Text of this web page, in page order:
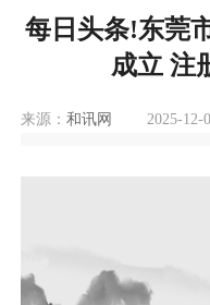
每日头条!东莞
成立 注
来源： 和讯网 2025-12-